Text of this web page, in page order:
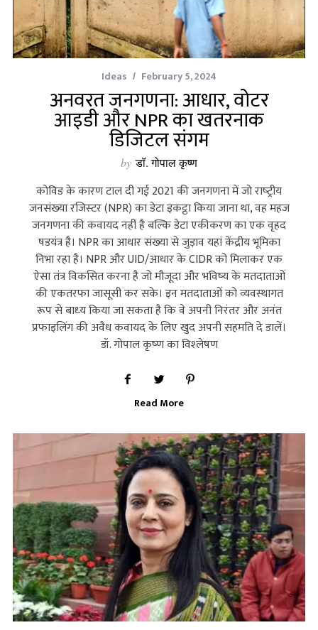
Ideas February 5, 2024
अनवरत जनगणना: आधार, वोटर
आइडी और NPR का खतरनाक
डिजिटल संगम
by डॉ. गोपाल कृष्ण
कोविड के कारण टाल दी गई 2021 की जनगणना में जो राष्‍ट्रीय
जनसंख्‍या रजिस्‍टर (NPR) का डेटा इकट्ठा किया जाना था, वह महज
जनगणना की कवायद नहीं है बल्कि डेटा एकीकरण का एक वृहद
षडयंत्र है। NPR का आधार संख्‍या से जुड़ाव यहां केंद्रीय भूमिका
निभा रहा है। NPR और UID/आधार के CIDR को मिलाकर एक
ऐसा तंत्र विकसित करना है जो मौजूदा और भविष्‍य के मतदाताओं
की एकतरफा जासूसी कर सके। इन मतदाताओं को व्‍यवस्‍थागत
रूप से बाध्‍य किया जा सकता है कि वे अपनी निरंतर और अनंत
प्रफाइलिंग की अवैध कवायद के लिए खुद अपनी सहमति दे डालें।
डॉ. गोपाल कृष्‍ण का विश्‍लेषण
Read More